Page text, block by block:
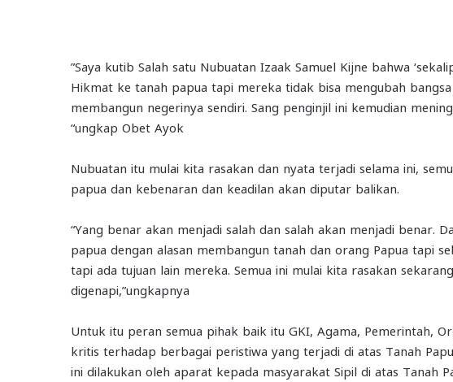
”Saya kutib Salah satu Nubuatan Izaak Samuel Kijne bahwa
Hikmat ke tanah papua tapi mereka tidak bisa mengubah
membangun negerinya sendiri. Sang penginjil ini kemudian
“ungkap Obet Ayok
Nubuatan itu mulai kita rasakan dan nyata terjadi selama ini,
papua dan kebenaran dan keadilan akan diputar balikan.
“Yang benar akan menjadi salah dan salah akan menjadi benar.
papua dengan alasan membangun tanah dan orang Papua tapi
tapi ada tujuan lain mereka. Semua ini mulai kita rasakan
digenapi,”ungkapnya
Untuk itu peran semua pihak baik itu GKI, Agama, Pemerintah,
kritis terhadap berbagai peristiwa yang terjadi di atas Tanah
ini dilakukan oleh aparat kepada masyarakat Sipil di atas Tanah